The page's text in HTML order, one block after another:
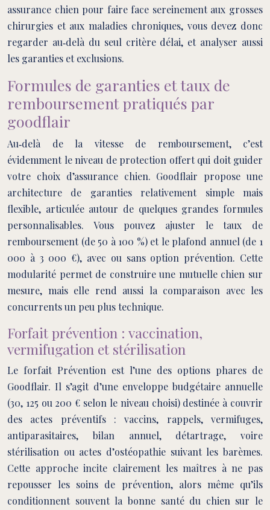
assurance chien pour faire face sereinement aux grosses
chirurgies et aux maladies chroniques, vous devez donc
regarder au‑delà du seul critère délai, et analyser aussi
les garanties et exclusions.
Formules de garanties et taux de
remboursement pratiqués par
goodflair
Au‑delà de la vitesse de remboursement, c’est
évidemment le niveau de protection offert qui doit guider
votre choix d’assurance chien. Goodflair propose une
architecture de garanties relativement simple mais
flexible, articulée autour de quelques grandes formules
personnalisables. Vous pouvez ajuster le taux de
remboursement (de 50 à 100 %) et le plafond annuel (de 1
000 à 3 000 €), avec ou sans option prévention. Cette
modularité permet de construire une mutuelle chien sur
mesure, mais elle rend aussi la comparaison avec les
concurrents un peu plus technique.
Forfait prévention : vaccination,
vermifugation et stérilisation
Le forfait Prévention est l’une des options phares de
Goodflair. Il s’agit d’une enveloppe budgétaire annuelle
(30, 125 ou 200 € selon le niveau choisi) destinée à couvrir
des actes préventifs : vaccins, rappels, vermifuges,
antiparasitaires, bilan annuel, détartrage, voire
stérilisation ou actes d’ostéopathie suivant les barèmes.
Cette approche incite clairement les maîtres à ne pas
repousser les soins de prévention, alors même qu’ils
conditionnent souvent la bonne santé du chien sur le